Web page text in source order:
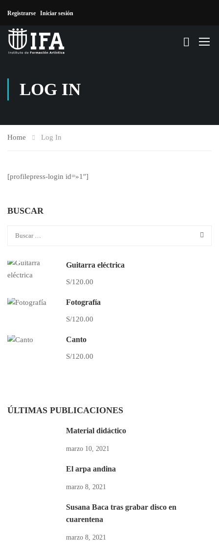
Registrarse Iniciar sesión
LOG IN
Home Log In
[profilepress-login id=»1″]
BUSCAR
Guitarra eléctrica
S/120.00
Fotografía
S/120.00
Canto
S/120.00
ÚLTIMAS PUBLICACIONES
Material didáctico
marzo 10, 2021
El arpa andina
marzo 8, 2021
Susana Baca tras grabar disco en
cuarentena
marzo 8, 2021